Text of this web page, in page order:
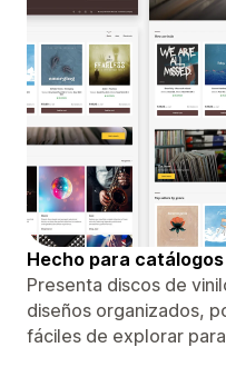
Hecho para
Presenta discos de
diseños organizados,
fáciles de explorar